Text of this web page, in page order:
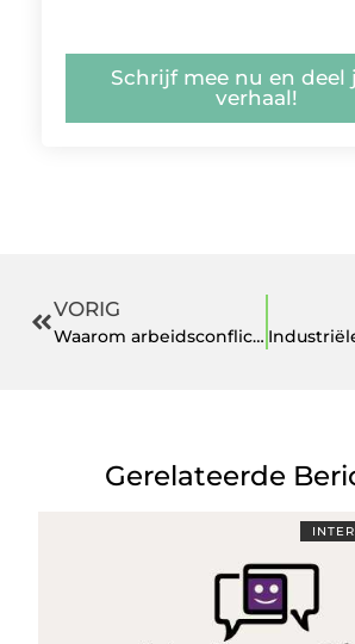
Schrijf mee nu en deel
verhaal!
VORIG
Waarom arbeidsconflicten sneller opgelost kunnen worden dan veel mensen denken
Gerelateerde